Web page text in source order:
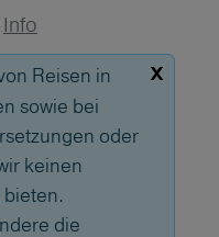
Info
x
Reisen in
sowie bei
oder
keinen
bieten.
die